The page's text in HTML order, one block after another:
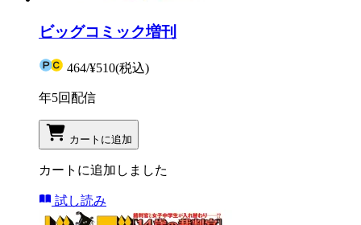
ビッグコミック増刊
464/¥510(税込)
年5回配信
カートに追加
カートに追加しました
試し読み